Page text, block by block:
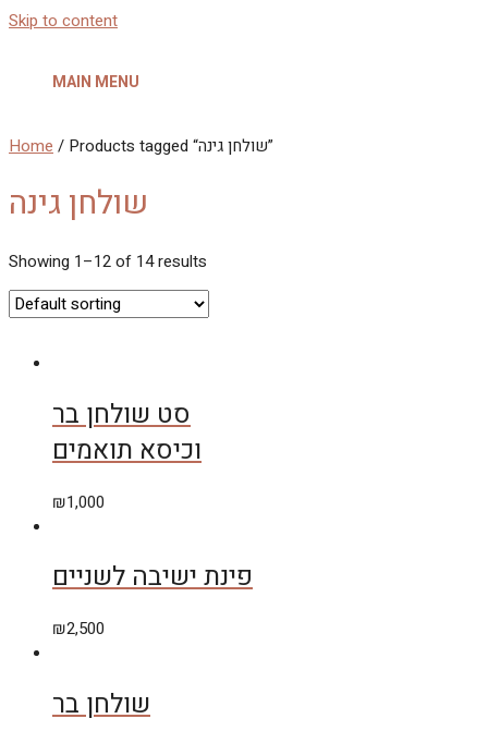
Skip to content
MAIN MENU
Home / Products tagged “שולחן גינה”
שולחן גינה
Showing 1–12 of 14 results
סט שולחן בר
וכיסא תואמים
₪1,000
פינת ישיבה לשניים
₪2,500
שולחן בר